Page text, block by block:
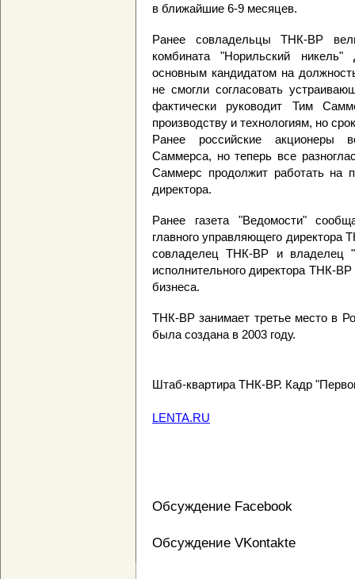
в ближайшие 6-9 месяцев.
Ранее совладельцы ТНК-ВР
комбината "Норильский
основным кандидатом на
не смогли согласовать
фактически руководит Тим
производству и технологиям, но
Ранее российские акционеры
Саммерса, но теперь все
Саммерс продолжит работать на
директора.
Ранее газета "Ведомости"
главного управляющего директора
совладелец ТНК-BP и владелец
исполнительного директора ТНК-BP
бизнеса.
ТНК-BP занимает третье место в
была создана в 2003 году.
Штаб-квартира ТНК-ВР. Кадр
LENTA.RU
Обсуждение Facebook
Обсуждение VKontakte